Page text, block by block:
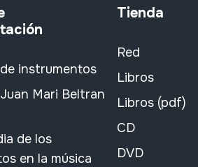
instrumentos
Mari Beltran
de los
en la música
Tienda
Red
Libros
Libros (pdf)
CD
DVD